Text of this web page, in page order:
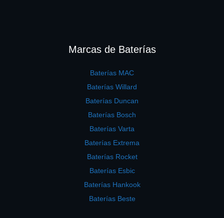
Marcas de Baterías
Baterías MAC
Baterías Willard
Baterías Duncan
Baterías Bosch
Baterías Varta
Baterías Extrema
Baterías Rocket
Baterías Esbic
Baterías Hankook
Baterías Beste